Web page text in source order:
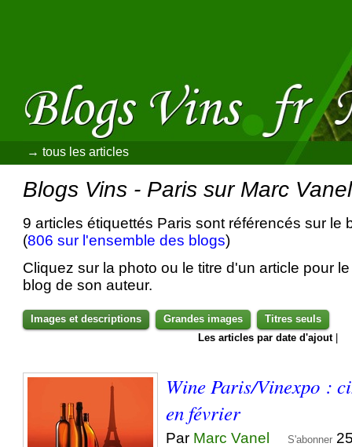
→ tous les articles
Blogs Vins - Paris sur Marc Vanel
9 articles étiquettés Paris sont référencés sur le
(806 sur l'ensemble des blogs)
Cliquez sur la photo ou le titre d'un article pour
blog de son auteur.
Images et descriptions Grandes images
Titres seuls
Les articles par date d'ajout|
Wine Paris/Vinexpo :
en février
Par Marc Vanel S'abonner